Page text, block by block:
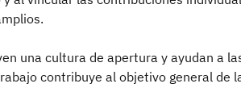
una cultura de apertura y ayudan a
contribuye al objetivo general de